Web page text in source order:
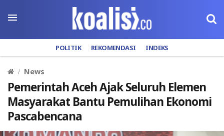
POLITIK REKOMENDASI INDEKS
News
Pemerintah Aceh Ajak Seluruh Elemen
Masyarakat Bantu Pemulihan Ekonomi
Pascabencana